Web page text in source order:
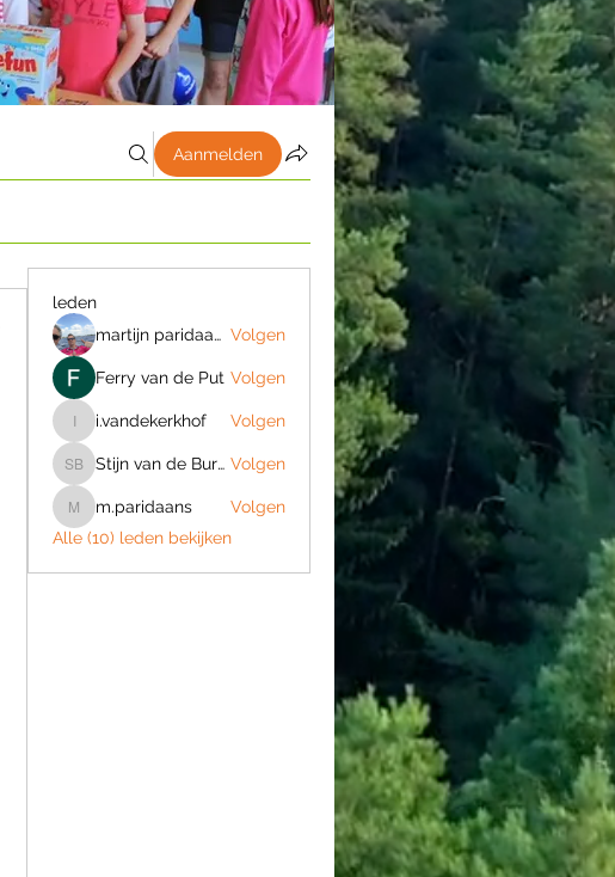
Aanmelden
leden
martijn paridaans Volgen
Ferry van de Put Volgen
i.vandekerkhof
i.vandekerkhof Volgen
Stijn van de Burgt
Stijn van de Burgt Volgen
m.paridaans
m.paridaans
Volgen
Alle (10) leden bekijken